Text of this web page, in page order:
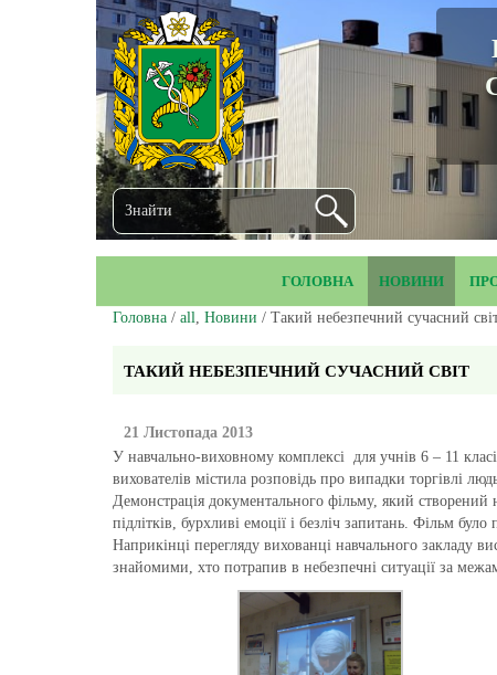
ГОЛОВНА НОВИНИ
Головна / all, Новини / Такий небезпечний сучасний
ТАКИЙ НЕБЕЗПЕЧНИЙ СУЧАСНИЙ СВІТ
21 Листопада 2013
У навчально-виховному комплексі для учнів 6 – 11
вихователів містила розповідь про випадки торгівлі
Демонстрація документального фільму, який створений
підлітків, бурхливі емоції і безліч запитань. Фільм
Наприкінці перегляду вихованці навчального закладу
знайомими, хто потрапив в небезпечні ситуації за